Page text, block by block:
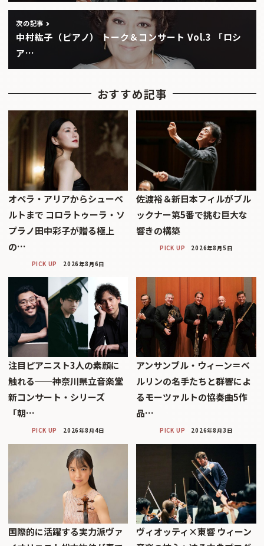
次の記事
中村紘子（ピアノ） トーク＆コンサート Vol.3 「ロシ
ア…
おすすめ記事
オペラ・アリアからシューベ
ルトまで コロラトゥーラ・ソ
プラノ田中彩子が贈る極上
の…
PICK UP 2026年8月6日
佐渡裕＆新日本フィルがブル
ックナー第5番で挑む巨大な
響きの構築
PICK UP 2026年8月5日
注目ピアニスト3人の素顔に
触れる──神奈川県立音楽堂
新コンサート・シリーズ
「朝…
PICK UP 2026年8月4日
アンサンブル・ウィーン＝ベ
ルリンの名手たちと群響によ
るモーツァルトの協奏曲5作
品…
PICK UP 2026年8月3日
国際的に活躍する実力派ヴァ
ヴィオッティ×東響 ウィーン